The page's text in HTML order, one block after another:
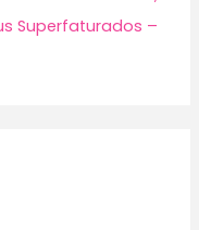
Superfaturados –